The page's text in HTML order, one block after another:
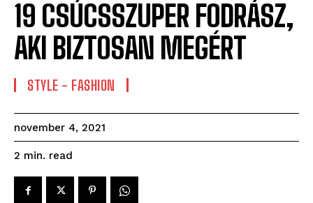
19 CSÚCSSZUPER FODRÁSZ,
AKI BIZTOSAN MEGÉRT
STYLE - FASHION
november 4, 2021
2 min. read